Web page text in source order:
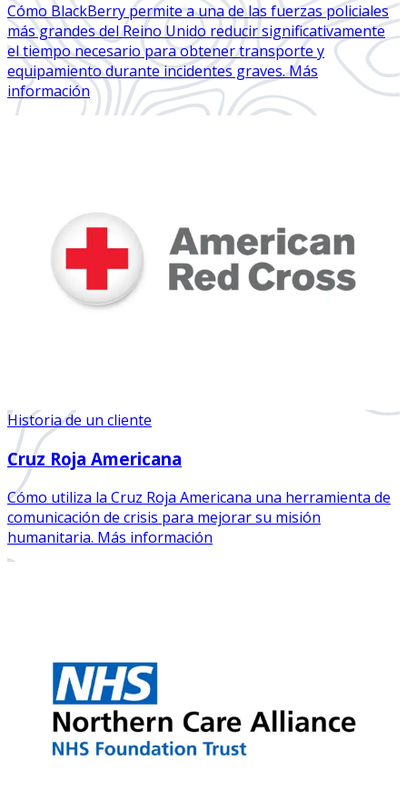
Cómo BlackBerry permite a una de las fuerzas policiales
más grandes del Reino Unido reducir significativamente
el tiempo necesario para obtener transporte y
equipamiento durante incidentes graves. Más
información
Historia de un cliente
Cruz Roja Americana
Cómo utiliza la Cruz Roja Americana una herramienta de
comunicación de crisis para mejorar su misión
humanitaria. Más información